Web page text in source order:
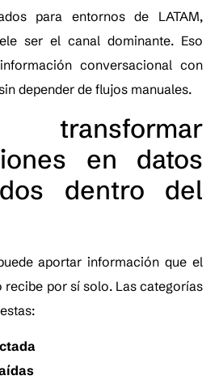
para entornos de LATAM,
ser el canal dominante. Eso
conversacional con
depender de flujos manuales.
en datos
dentro del
aportar información que el
recibe por sí solo. Las categorías